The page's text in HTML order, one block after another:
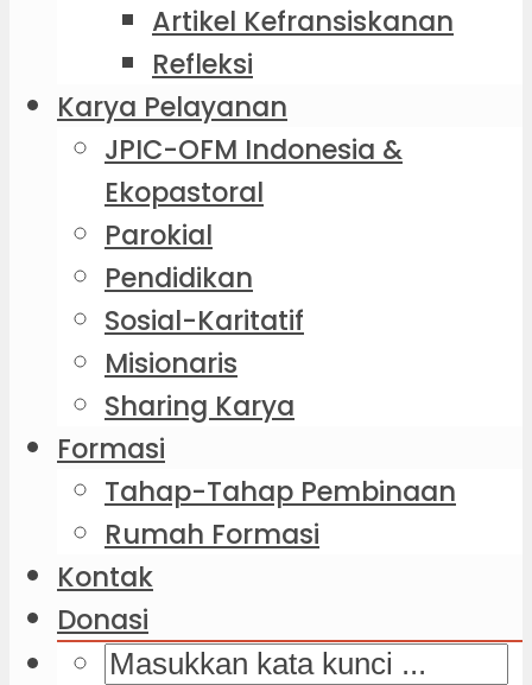
Artikel Kefransiskanan
Refleksi
Karya Pelayanan
JPIC-OFM Indonesia &
Ekopastoral
Parokial
Pendidikan
Sosial-Karitatif
Misionaris
Sharing Karya
Formasi
Tahap-Tahap Pembinaan
Rumah Formasi
Kontak
Donasi